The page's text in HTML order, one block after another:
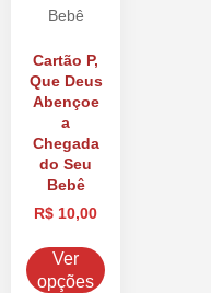
Cartão P,
Que Deus
Abençoe
a
Chegada
do Seu
Bebê
R$ 10,00
Ver
opções